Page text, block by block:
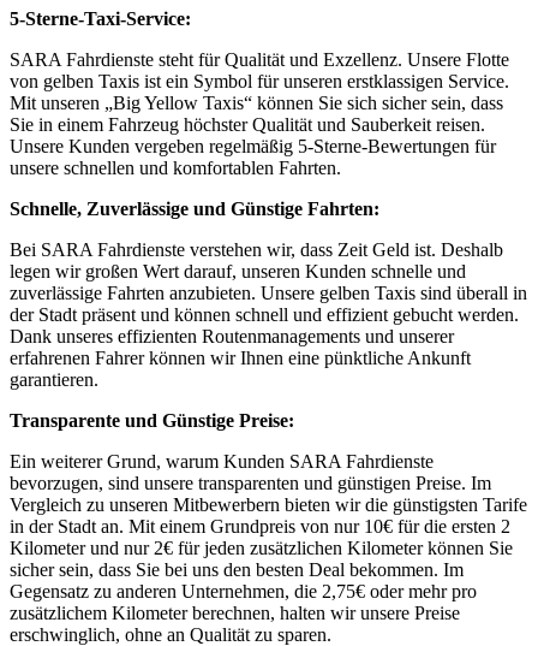
5-Sterne-Taxi-Service:
SARA Fahrdienste steht für Qualität und Exzellenz. Unsere Flotte
von gelben Taxis ist ein Symbol für unseren erstklassigen Service.
Mit unseren „Big Yellow Taxis“ können Sie sich sicher sein, dass
Sie in einem Fahrzeug höchster Qualität und Sauberkeit reisen.
Unsere Kunden vergeben regelmäßig 5-Sterne-Bewertungen für
unsere schnellen und komfortablen Fahrten.
Schnelle, Zuverlässige und Günstige Fahrten:
Bei SARA Fahrdienste verstehen wir, dass Zeit Geld ist. Deshalb
legen wir großen Wert darauf, unseren Kunden schnelle und
zuverlässige Fahrten anzubieten. Unsere gelben Taxis sind überall in
der Stadt präsent und können schnell und effizient gebucht werden.
Dank unseres effizienten Routenmanagements und unserer
erfahrenen Fahrer können wir Ihnen eine pünktliche Ankunft
garantieren.
Transparente und Günstige Preise:
Ein weiterer Grund, warum Kunden SARA Fahrdienste
bevorzugen, sind unsere transparenten und günstigen Preise. Im
Vergleich zu unseren Mitbewerbern bieten wir die günstigsten Tarife
in der Stadt an. Mit einem Grundpreis von nur 10€ für die ersten 2
Kilometer und nur 2€ für jeden zusätzlichen Kilometer können Sie
sicher sein, dass Sie bei uns den besten Deal bekommen. Im
Gegensatz zu anderen Unternehmen, die 2,75€ oder mehr pro
zusätzlichem Kilometer berechnen, halten wir unsere Preise
erschwinglich, ohne an Qualität zu sparen.